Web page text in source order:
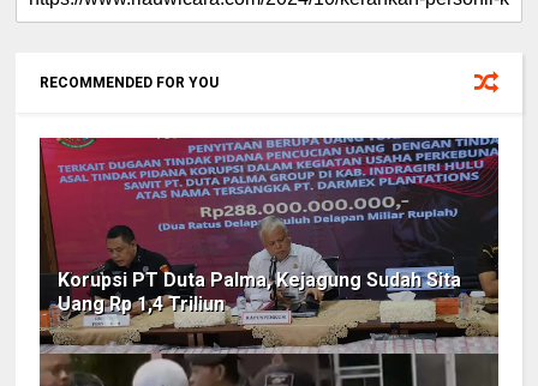
RECOMMENDED FOR YOU
Korupsi PT Duta Palma, Kejagung Sudah Sita
Uang Rp 1,4 Triliun